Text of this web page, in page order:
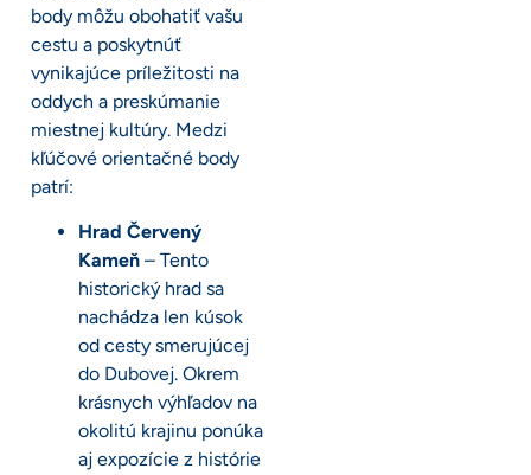
body môžu obohatiť vašu
cestu a poskytnúť
vynikajúce príležitosti na
oddych a preskúmanie
miestnej kultúry. Medzi
kľúčové orientačné body
patrí:
Hrad Červený
Kameň – Tento
historický hrad sa
nachádza len kúsok
od cesty smerujúcej
do Dubovej. Okrem
krásnych výhľadov na
okolitú krajinu ponúka
aj expozície z histórie